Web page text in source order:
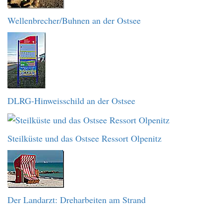
Wellenbrecher/Buhnen an der Ostsee
DLRG-Hinweisschild an der Ostsee
Steilküste und das Ostsee Ressort Olpenitz
Der Landarzt: Dreharbeiten am Strand